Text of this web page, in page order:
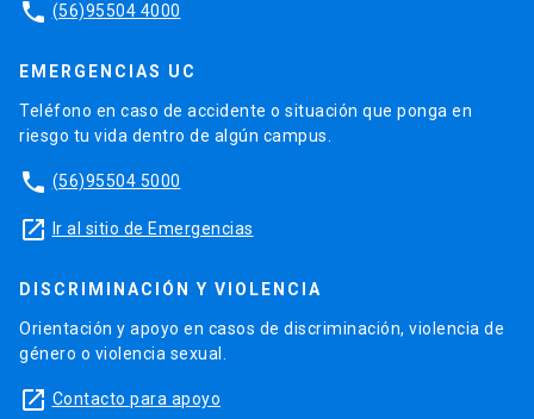
phone (56)95504 4000
EMERGENCIAS UC
Teléfono en caso de accidente o situación que ponga en
riesgo tu vida dentro de algún campus.
phone (56)95504 5000
launch Ir al sitio de Emergencias
DISCRIMINACIÓN Y VIOLENCIA
Orientación y apoyo en casos de discriminación, violencia de
género o violencia sexual.
launch Contacto para apoyo